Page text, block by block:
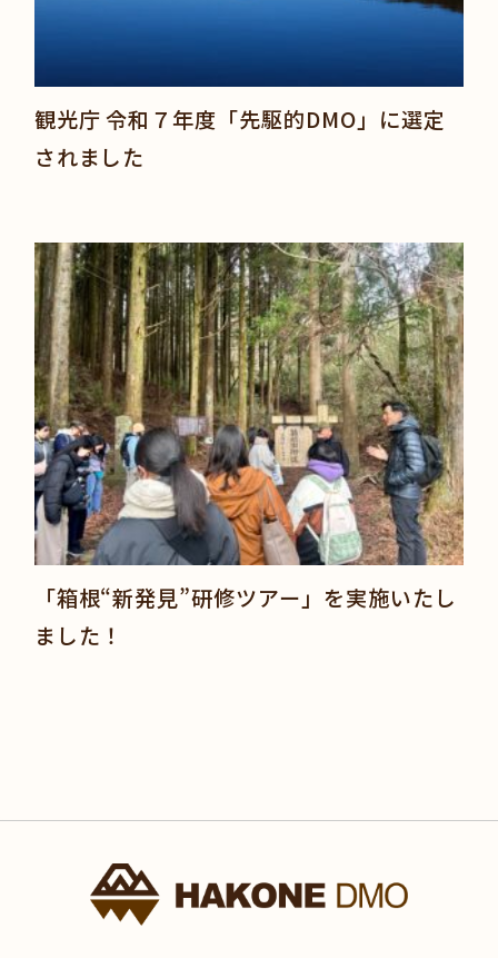
観光庁 令和７年度「先駆的DMO」に選定
されました
「箱根“新発見”研修ツアー」を実施いたし
ました！